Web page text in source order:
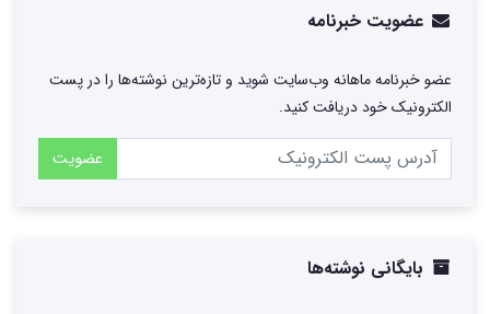
عضویت خبرنامه
عضو خبرنامه ماهانه وب‌سایت شوید و تازه‌ترین نوشته‌ها را در پست
الکترونیک خود دریافت کنید.
عضویت
بایگانی نوشته‌ها